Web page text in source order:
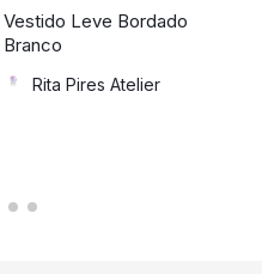
Vestido Leve Bordado
Branco
Rita Pires Atelier